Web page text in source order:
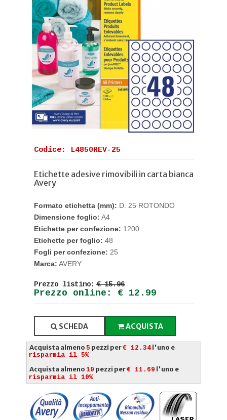
Codice: L4850REV-25
Etichette adesive rimovibili in carta bianca
Avery
Formato etichetta (mm): D. 25 ROTONDO
Dimensione foglio: A4
Etichette per confezione: 1200
Etichette per foglio: 48
Fogli per confezione: 25
Marca: AVERY
Prezzo listino: € 15.96
Prezzo online: € 12.99
SCHEDA ACQUISTA
Acquista almeno 5 pezzi per€ 12.34l'uno e
risparmia il 5%
Acquista almeno 10 pezzi per€ 11.69 l'uno e
risparmia il 10%